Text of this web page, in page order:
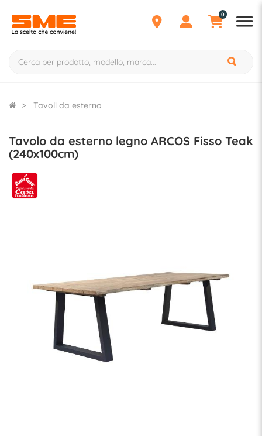
0
Tavoli da esterno
Tavolo da esterno legno ARCOS Fisso Teak
(240x100cm)